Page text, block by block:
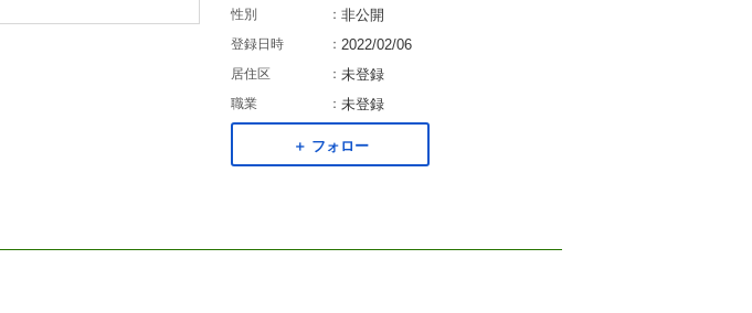
性別 ： 非公開
登録日時 ： 2022/02/06
居住区 ： 未登録
職業 ： 未登録
＋ フォロー